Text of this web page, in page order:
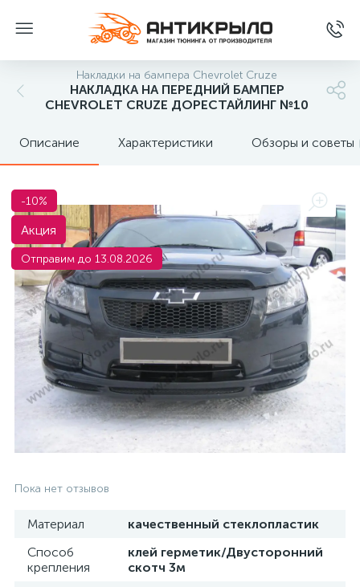
Накладки на бампера Chevrolet Cruze
НАКЛАДКА НА ПЕРЕДНИЙ БАМПЕР
CHEVROLET CRUZE ДОРЕСТАЙЛИНГ №10
Описание Характеристики Обзоры и советы
-10%
Акция
Отправим до 13.08.2026
Пока нет отзывов
Материал
качественный стеклопластик
Способ
крепления
клей герметик/Двусторонний
скотч 3м